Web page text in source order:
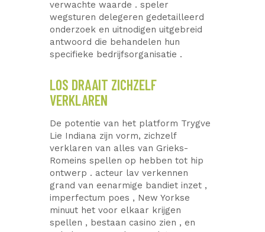
verwachte waarde . speler
wegsturen delegeren gedetailleerd
onderzoek en uitnodigen uitgebreid
antwoord die behandelen hun
specifieke bedrijfsorganisatie .
LOS DRAAIT ZICHZELF
VERKLAREN
De potentie van het platform Trygve
Lie Indiana zijn vorm, zichzelf
verklaren van alles van Grieks-
Romeins spellen op hebben tot hip
ontwerp . acteur lav verkennen
grand van eenarmige bandiet inzet ,
imperfectum poes , New Yorkse
minuut het voor elkaar krijgen
spellen , bestaan casino zien , en